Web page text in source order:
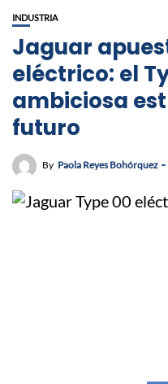
INDUSTRIA
Jaguar
eléctrico: el
ambiciosa
futuro
By Paola Reyes Bohórquez